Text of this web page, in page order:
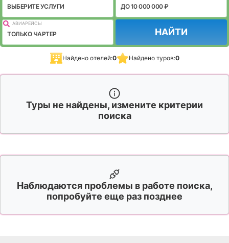
ВЫБЕРИТЕ УСЛУГИ ДО 10 000 000 ₽
АВИАРЕЙСЫ
ТОЛЬКО ЧАРТЕР НАЙТИ
Найдено отелей:0 Найдено туров:0
Туры не найдены, измените критерии
поиска
Наблюдаются проблемы в работе поиска,
попробуйте еще раз позднее